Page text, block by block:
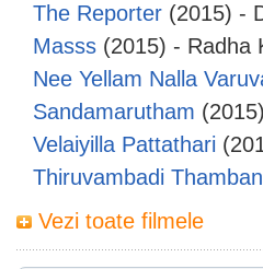
The Reporter (2015) -
Masss (2015) - Radha
Nee Yellam Nalla
Sandamarutham
Velaiyilla Pattathari
Thiruvambadi
Vezi toate filmele